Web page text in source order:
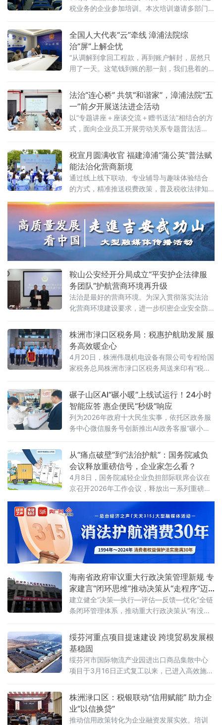
税业务的企业参加培训。本次培训邀请多部门
操指导性。税务部门围绕2026年出口退税新政
核心变化与延续政策、申报及审核要点进行讲
解，推动新旧政
全国人大代表“云”牵线 漳浦法院综
治“屏”上解企忧
“从调解到拿回工程款，再到账户解封，居然只
用了一天。这笔钱到账的那一刻，我们悬着的
司负责人林某在拿到解除保全裁定书后，长舒
一口气。就在一天前，这家位于福建漳州古雷
港区的石化私企还深陷一场标的额2500万元的
建设工程施工合同纠纷——账户被保全，直接
影响公司商誉和正常经营。如今，纠纷化解、
法治“连心桥” 共筑“和谐家”，漳浦法院“五
一”前夕开展送法进企活动
以“专题讲座＋座谈交流＋赠书送法”相结合的方
式，面向企业员工开展劳动关系专题普法活
预防劳动争议。干警围绕“共筑和谐——最新法
律与司法解释的劳动关系实务解读”主题作宣
讲。主讲人重点结合《最高人民法院关于审
税宣月圆满收官 福建漳浦“蒲公英”普法赋
能法治化营商新境
通过线上线下联动、专业辅导与趣味体验结合
的方式，精准推送税费政策，普及税收法律知
鞍山公安经开分局成立“平安护企法律服
务团队”护航营商环境再升级
法治是最好的营商环境。为深入贯彻落实法治
化营商环境建设要求，进一步织密企业安全防
局携手本地优质律所，正式组建“平安护企法律
服务团队”，标志着分局服务企业发展、护航经
济建设的工作迈入新阶段。 在启动仪式现场，
分局主要领导为团队全体成员颁发聘书，分管
营商工作的主要领导同步宣读团队章程，团队
株洲市渌口区税务局：税惠护航助发展 服
务高效暖企心
4月20日，株洲伟晟机电设备有限公司专程给国
家税务总局株洲市渌口区税务局送来印有“税惠
口区营商环境的由衷点赞，更是对渌口税务优
质服务的高度认可。“我们企业季节性、集中性
开票需求突出，过去常因额度不足影响开票和
回款，企业迁入渌口后，税务部门比我们更早
预判到开票高峰，主动提额让项目回款没耽
碾子山区AI“碾小暖”上线试运行！24小时
智能应答 惠企便民“秒级”响应
列为2026年政府十大民生实事，依托区政务服
务中心微信服务号创新推出AI政务客服“碾小
级。高站位部署谋划，把稳建设“方向盘”碾子山
区将政务AI建设作为优化营商环境“一把手”工
程，由区营商局牵头成立工作专
从“痛点破壁”到“法治护航”：国务院减负
会议释放重磅信号，企业家怎么看？
4月8日，国务院减轻企业负担部际联席会议在
京召开2026年工作会议，释放出一系列重磅政
业经营全链条痛点综合施策，持续破除体制机
制障碍与市场隐性壁垒，保障产业链供应链稳
定与企业生产经营安全，切实增强减负工作的
针对性有效性。
海南省政府审议重大行政决策管理新规 专
家建言“闭环思维”推动决策从“走程序”迈
向“见实效”
建立健全“决策—执行—评估—反馈—优化”全链
条闭环管理体系，推动重大行政决策从“有没有
估：让决策全流程“有据可循、有果可考”《海南
省人民政府2026年度重大行政决策事项目录》
明确
绥芬河重点项目提速建设 跨境贸易发展根
基稳固
绥芬河市国际物流产业园进出口商品集散中心
项目于3月16日正式复工以来，已进入高效施工
北B-7地块，总占地面积8.7万平方米，建筑面
积3.3万平方米，规划建设3栋商品仓储库、2栋
中转集
株洲渌口区：税银联动“信用赋能” 助力企
业“以信换贷”
推动信用政策转化为企业融资发展实效。培训